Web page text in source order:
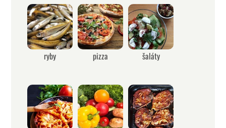
ryby pizza šaláty